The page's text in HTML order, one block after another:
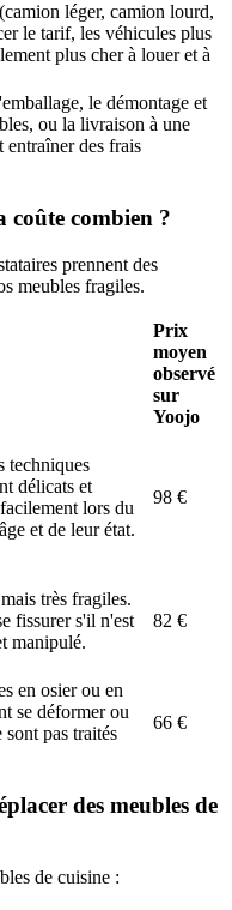
léger, camion lourd,
le tarif, les véhicules plus
plus cher à louer et à
le démontage et
ou la livraison à une
entraîner des frais
coûte combien ?
prennent des
meubles fragiles.
Prix
moyen
observé
sur
Yoojo
techniques
délicats et
lors du
et de leur état.
98 €
très fragiles.
fissurer s'il n'est
manipulé.
82 €
en osier ou en
se déformer ou
sont pas traités
66 €
des meubles de
de cuisine :